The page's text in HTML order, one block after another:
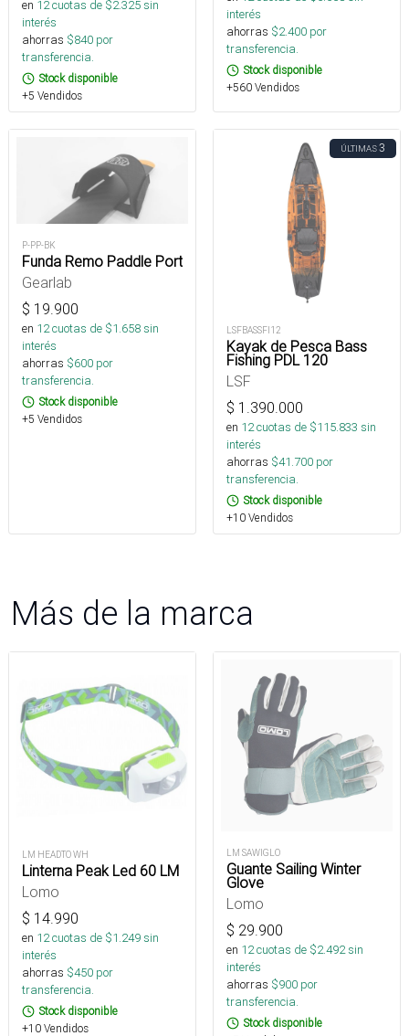
en 12cuotas de $2.325sin
interés
ahorras $840 por
transferencia.
Stock disponible
+5 Vendidos
interés
ahorras $2.400 por
transferencia.
Stock disponible
+560 Vendidos
P-PP-BK
Funda Remo Paddle Port
Gearlab
$ 19.900
en 12cuotas de $1.658sin
interés
ahorras $600 por
transferencia.
Stock disponible
+5 Vendidos
ÚLTIMAS3
LSFBASSFI12
Kayak de Pesca Bass
Fishing PDL 120
LSF
$ 1.390.000
en 12cuotas de $115.833 sin
interés
ahorras $41.700 por
transferencia.
Stock disponible
+10 Vendidos
Más de la marca
LM HEADTO WH
Linterna Peak Led 60 LM
Lomo
$ 14.990
en 12cuotas de $1.249sin
interés
ahorras $450 por
transferencia.
Stock disponible
+10 Vendidos
LM SAWIGLO
Guante Sailing Winter
Glove
Lomo
$ 29.900
en 12cuotas de $2.492sin
interés
ahorras $900 por
transferencia.
Stock disponible